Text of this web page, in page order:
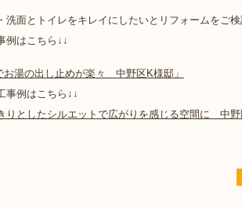
洗面とトイレをキレイにしたいとリフォームをご検
例はこちら↓↓
お湯の出し止めが楽々 中野区K様邸」
事例はこちら↓↓
りとしたシルエットで広がりを感じる空間に 中野